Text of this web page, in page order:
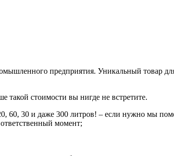
предприятия. Уникальный товар
такой стоимости вы нигде не встретите.
60, 30 и даже 300 литров! – если нужно мы
момент;